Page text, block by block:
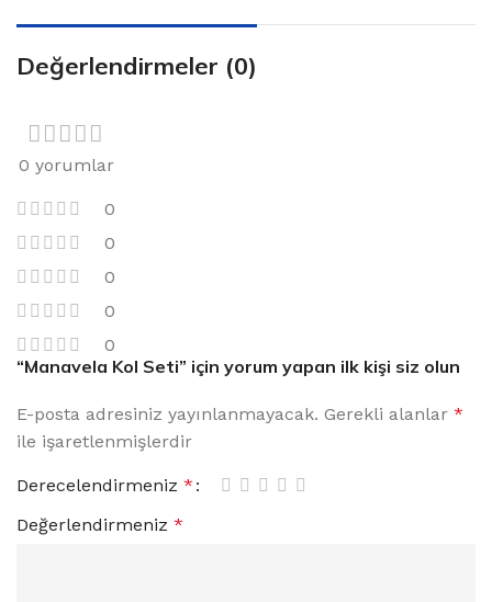
Değerlendirmeler (0)
0 yorumlar
0
0
0
0
0
“Manavela Kol Seti” için yorum yapan ilk kişi siz olun
E-posta adresiniz yayınlanmayacak. Gerekli alanlar *
ile işaretlenmişlerdir
Derecelendirmeniz *
Değerlendirmeniz *